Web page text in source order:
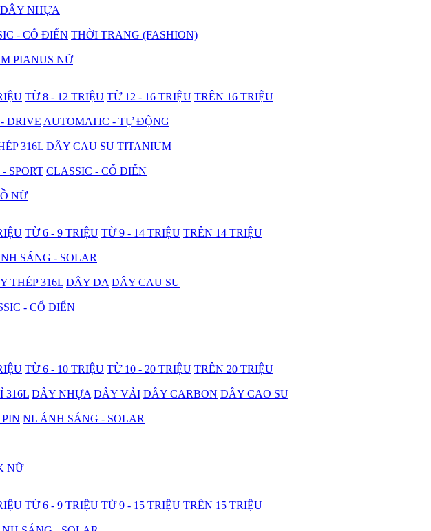
DÂY NHỰA
- CỔ ĐIỂN THỜI TRANG (FASHION)
PIANUS NỮ
TỪ 8 - 12 TRIỆU TỪ 12 - 16 TRIỆU TRÊN 16 TRIỆU
DRIVE AUTOMATIC - TỰ ĐỘNG
316L DÂY CAU SU TITANIUM
SPORT CLASSIC - CỔ ĐIỂN
NỮ
TỪ 6 - 9 TRIỆU TỪ 9 - 14 TRIỆU TRÊN 14 TRIỆU
SÁNG - SOLAR
THÉP 316L DÂY DA DÂY CAU SU
- CỔ ĐIỂN
TỪ 6 - 10 TRIỆU TỪ 10 - 20 TRIỆU TRÊN 20 TRIỆU
316L DÂY NHỰA DÂY VẢI DÂY CARBON DÂY CAO SU
NL ÁNH SÁNG - SOLAR
NỮ
TỪ 6 - 9 TRIỆU TỪ 9 - 15 TRIỆU TRÊN 15 TRIỆU